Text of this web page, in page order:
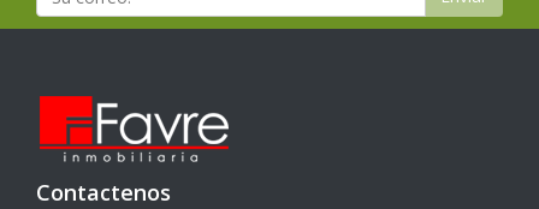
Contactenos